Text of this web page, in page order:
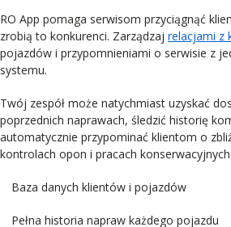
RO App pomaga serwisom przyciągnąć
zrobią to konkurenci. Zarządzaj relacjami z
pojazdów i przypomnieniami o serwisie z
systemu.
Twój zespół może natychmiast uzyskać
poprzednich naprawach, śledzić historię
automatycznie przypominać klientom o
kontrolach opon i pracach konserwacyjnych.
Baza danych klientów i pojazdów
Pełna historia napraw każdego pojazdu